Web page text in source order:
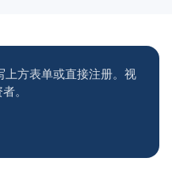
上方表单或直接注册。视
。